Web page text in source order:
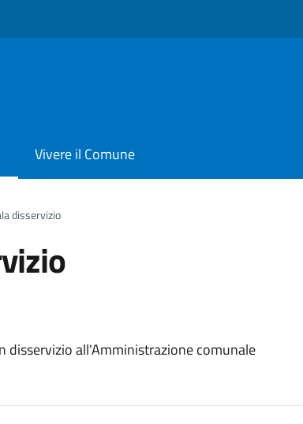
Vivere il Comune
disservizio
disservizio all'Amministrazione comunale